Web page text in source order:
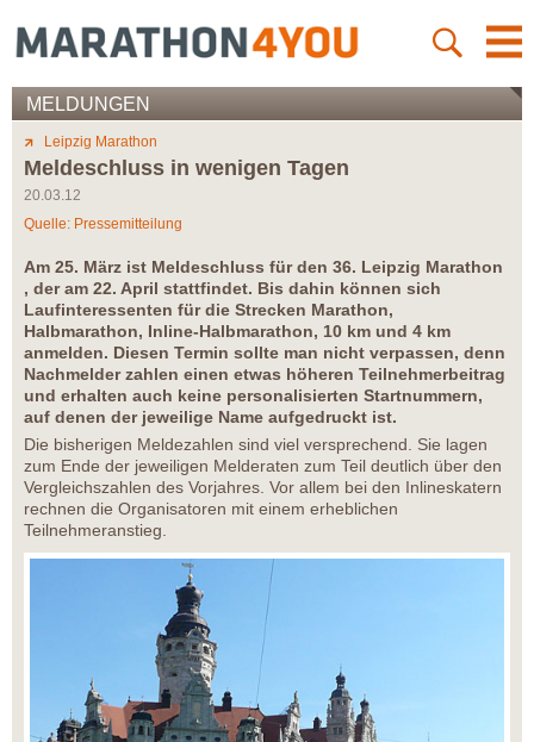
MELDUNGEN
Leipzig Marathon
Meldeschluss in wenigen Tagen
20.03.12
Quelle: Pressemitteilung
Am 25. März ist Meldeschluss für den 36. Leipzig Marathon
, der am 22. April stattfindet. Bis dahin können sich
Laufinteressenten für die Strecken Marathon,
Halbmarathon, Inline-Halbmarathon, 10 km und 4 km
anmelden. Diesen Termin sollte man nicht verpassen, denn
Nachmelder zahlen einen etwas höheren Teilnehmerbeitrag
und erhalten auch keine personalisierten Startnummern,
auf denen der jeweilige Name aufgedruckt ist.
Die bisherigen Meldezahlen sind viel versprechend. Sie lagen
zum Ende der jeweiligen Melderaten zum Teil deutlich über den
Vergleichszahlen des Vorjahres. Vor allem bei den Inlineskatern
rechnen die Organisatoren mit einem erheblichen
Teilnehmeranstieg.